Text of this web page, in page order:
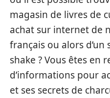
magasin de livres de
achat sur internet de
français ou alors
shake ? Vous êtes en
d’informations pour
et ses secrets de